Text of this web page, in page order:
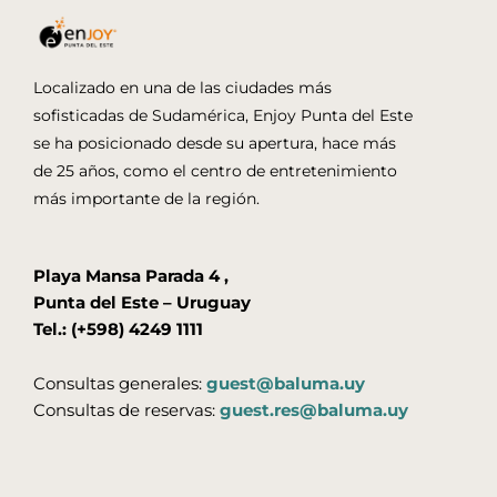
Localizado en una de las ciudades más
sofisticadas de Sudamérica, Enjoy Punta del Este
se ha posicionado desde su apertura, hace más
de 25 años, como el centro de entretenimiento
más importante de la región.
Playa Mansa Parada 4 ,
Punta del Este – Uruguay
Tel.: (+598) 4249 1111
Consultas generales: guest@baluma.uy
Consultas de reservas: guest.res@baluma.uy